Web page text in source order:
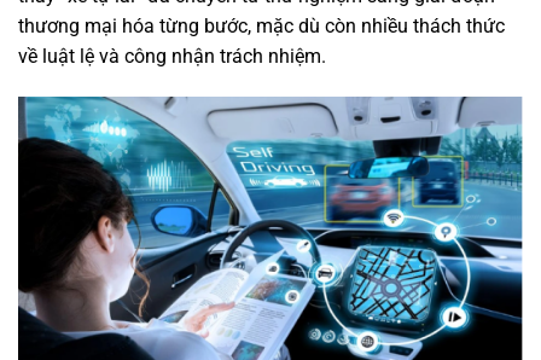
thương mại hóa từng bước, mặc dù còn nhiều thách thức
về luật lệ và công nhận trách nhiệm.